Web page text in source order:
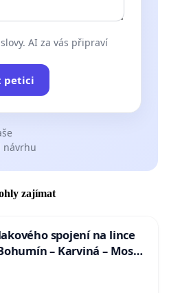
AI za vás připraví
petici
návrhu
zajímat
spojení na lince
– Karviná – Mosty